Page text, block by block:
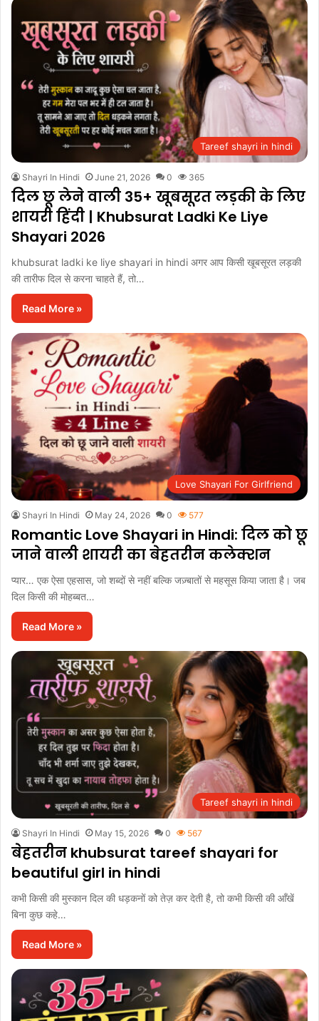
Tareef shayri in hindi
Shayri In Hindi June 21, 2026 0 365
दिल छू लेने वाली 35+ खूबसूरत लड़की के लिए
शायरी हिंदी | Khubsurat Ladki Ke Liye
Shayari 2026
khubsurat ladki ke liye shayari in hindi अगर आप किसी खूबसूरत लड़की
की तारीफ दिल से करना चाहते हैं, तो…
Read More »
Love Shayari For Girlfriend
Shayri In Hindi May 24, 2026 0 577
Romantic Love Shayari in Hindi: दिल को छू
जाने वाली शायरी का बेहतरीन कलेक्शन
प्यार… एक ऐसा एहसास, जो शब्दों से नहीं बल्कि जज़्बातों से महसूस किया जाता है। जब
दिल किसी की मोहब्बत…
Read More »
Tareef shayri in hindi
Shayri In Hindi May 15, 2026 0 567
बेहतरीन khubsurat tareef shayari for
beautiful girl in hindi
कभी किसी की मुस्कान दिल की धड़कनों को तेज़ कर देती है, तो कभी किसी की आँखें
बिना कुछ कहे…
Read More »